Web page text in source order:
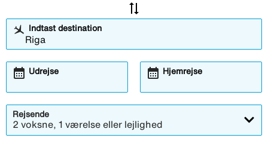
sync_alt
Indtast destination
Udrejse
calendar_month Hjemrejse
calendar_month
Rejsende
2 voksne, 1 værelse eller lejlighed